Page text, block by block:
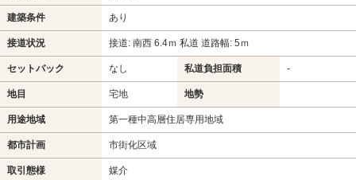
建築条件 あり
接道状況 接道: 南西 6.4ｍ 私道 道路幅: 5ｍ
セットバック なし 私道負担面積 -
地目 宅地 地勢
用途地域 第一種中高層住居専用地域
都市計画 市街化区域
取引態様 媒介